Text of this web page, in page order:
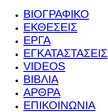
ΒΙΟΓΡΑΦΙΚΟ
ΕΚΘΕΣΕΙΣ
ΕΡΓΑ
ΕΓΚΑΤΑΣΤΑΣΕΙΣ
VIDEOS
ΒΙΒΛΙΑ
ΑΡΘΡΑ
ΕΠΙΚΟΙΝΩΝΙΑ